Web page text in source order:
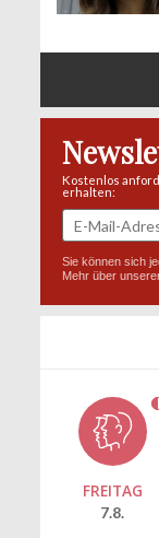
Kostenlos
erhalten:
Sie können sich
Mehr über
FREITAG
7.8.